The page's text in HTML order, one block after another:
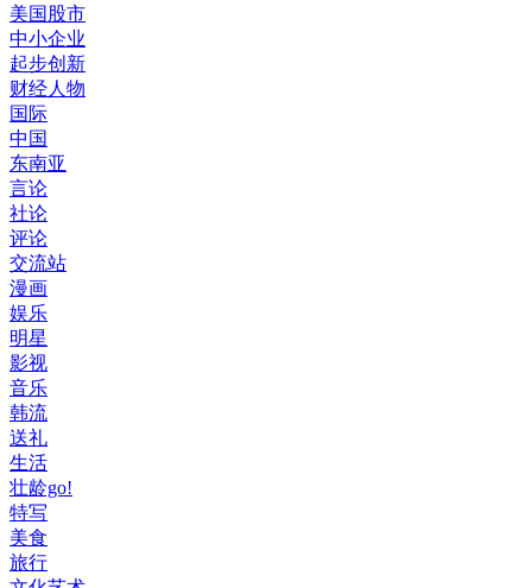
美国股市
中小企业
起步创新
财经人物
国际
中国
东南亚
言论
社论
评论
交流站
漫画
娱乐
明星
影视
音乐
韩流
送礼
生活
壮龄go!
特写
美食
旅行